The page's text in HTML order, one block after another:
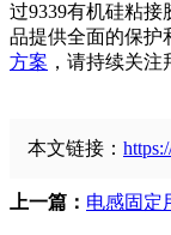
过9339有机硅粘接
品提供全面的保护
方案 ，请持续关注
本文链接：
上一篇： 电感固定